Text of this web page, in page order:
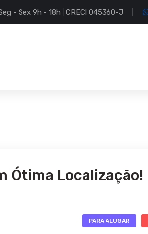
- Sex 9h - 18h | CRECI 045360-J
Ótima Localização!
PARA ALUGAR